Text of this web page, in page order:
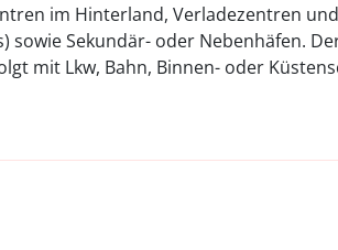
im Hinterland, Verladezentren und
sowie Sekundär- oder Nebenhäfen.
mit Lkw, Bahn, Binnen- oder